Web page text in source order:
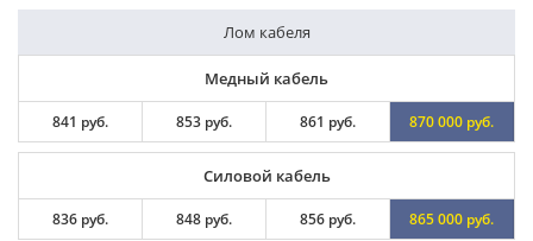
Лом кабеля
Медный кабель
841 руб. 853 руб. 861 руб. 870 000 руб.
Силовой кабель
836 руб. 848 руб. 856 руб. 865 000 руб.